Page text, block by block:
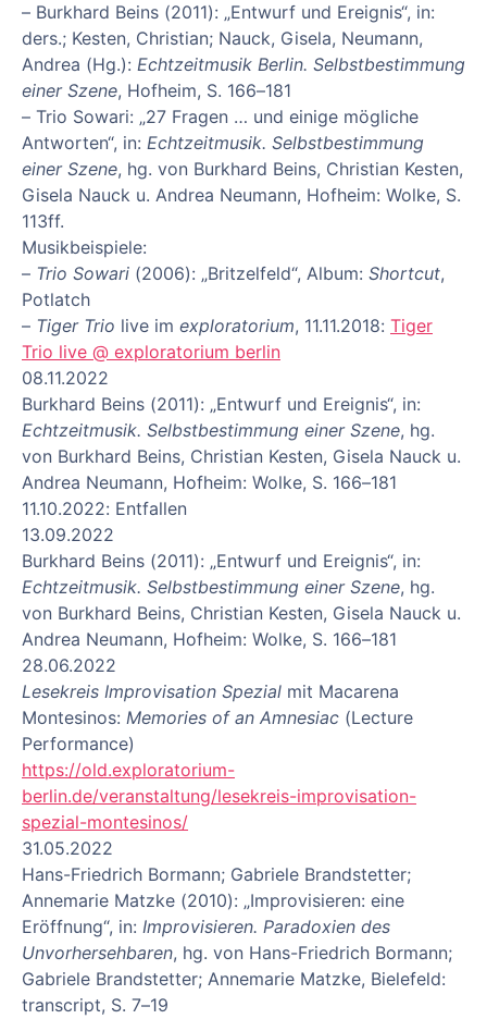
– Burkhard Beins (2011): „Entwurf und Ereignis“, in:
ders.; Kesten, Christian; Nauck, Gisela, Neumann,
Andrea (Hg.): Echtzeitmusik Berlin. Selbstbestimmung
einer Szene, Hofheim, S. 166–181
– Trio Sowari: „27 Fragen … und einige mögliche
Antworten“, in: Echtzeitmusik. Selbstbestimmung
einer Szene, hg. von Burkhard Beins, Christian Kesten,
Gisela Nauck u. Andrea Neumann, Hofheim: Wolke, S.
113ff.
Musikbeispiele:
– Trio Sowari (2006): „Britzelfeld“, Album: Shortcut,
Potlatch
– Tiger Trio live im exploratorium, 11.11.2018: Tiger
Trio live @ exploratorium berlin
08.11.2022
Burkhard Beins (2011): „Entwurf und Ereignis“, in:
Echtzeitmusik. Selbstbestimmung einer Szene, hg.
von Burkhard Beins, Christian Kesten, Gisela Nauck u.
Andrea Neumann, Hofheim: Wolke, S. 166–181
11.10.2022: Entfallen
13.09.2022
Burkhard Beins (2011): „Entwurf und Ereignis“, in:
Echtzeitmusik. Selbstbestimmung einer Szene, hg.
von Burkhard Beins, Christian Kesten, Gisela Nauck u.
Andrea Neumann, Hofheim: Wolke, S. 166–181
28.06.2022
Lesekreis Improvisation Spezial mit Macarena
Montesinos: Memories of an Amnesiac (Lecture
Performance)
https://old.exploratorium-
berlin.de/veranstaltung/lesekreis-improvisation-
spezial-montesinos/
31.05.2022
Hans-Friedrich Bormann; Gabriele Brandstetter;
Annemarie Matzke (2010): „Improvisieren: eine
Eröffnung“, in: Improvisieren. Paradoxien des
Unvorhersehbaren, hg. von Hans-Friedrich Bormann;
Gabriele Brandstetter; Annemarie Matzke, Bielefeld:
transcript, S. 7–19